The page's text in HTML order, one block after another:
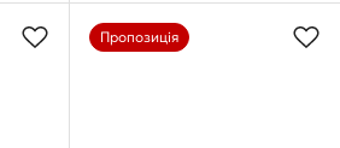
Пропозиція